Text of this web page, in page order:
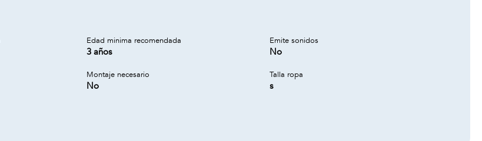
Edad minima recomendada
3 años
Emite sonidos
No
Montaje necesario
No
Talla ropa
s